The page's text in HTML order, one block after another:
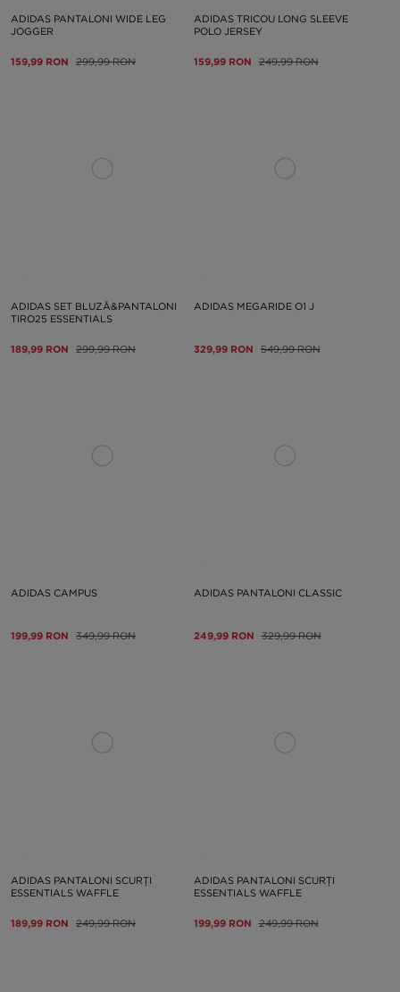
ADIDAS PANTALONI WIDE LEG
JOGGER
159,99 RON 299,99 RON
ADIDAS TRICOU LONG SLEEVE
POLO JERSEY
159,99 RON 249,99 RON
ADIDAS SET BLUZĂ&PANTALONI
TIRO25 ESSENTIALS
189,99 RON 299,99 RON
ADIDAS MEGARIDE O1 J
329,99 RON 549,99 RON
ADIDAS CAMPUS
199,99 RON 349,99 RON
ADIDAS PANTALONI CLASSIC
249,99 RON 329,99 RON
ADIDAS PANTALONI SCURȚI
ESSENTIALS WAFFLE
189,99 RON 249,99 RON
ADIDAS PANTALONI SCURȚI
ESSENTIALS WAFFLE
199,99 RON 249,99 RON